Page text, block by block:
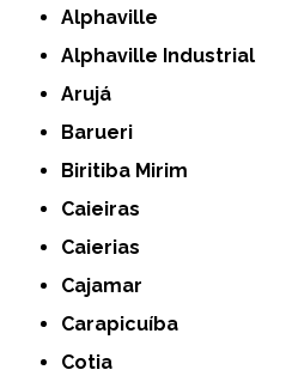
Alphaville
Alphaville Industrial
Arujá
Barueri
Biritiba Mirim
Caieiras
Caierias
Cajamar
Carapicuíba
Cotia